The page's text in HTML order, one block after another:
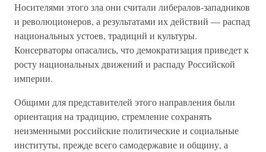
Носителями этого зла они считали либералов-западников
и революционеров, а результатами их действий — распад
национальных устоев, традиций и культуры.
Консерваторы опасались, что демократизация приведет к
росту национальных движений и распаду Российской
империи.
Общими для представителей этого направления были
ориентация на традицию, стремление сохранять
неизменными российские политические и социальные
институты, прежде всего самодержавие и общину, а